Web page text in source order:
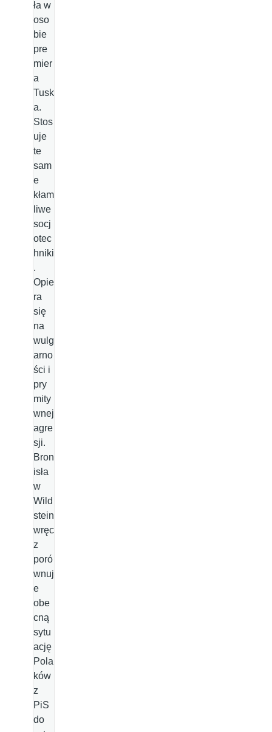
ła w
oso
bie
pre
mier
a
Tusk
a.
Stos
uje
te
sam
e
kłam
liwe
socj
otec
hniki
.
Opie
ra
się
na
wulg
arno
ści i
pry
mity
wnej
agre
sji.
Bron
isła
w
Wild
stein
wręc
z
poró
wnuj
e
obe
cną
sytu
ację
Pola
ków
z
PiS
do